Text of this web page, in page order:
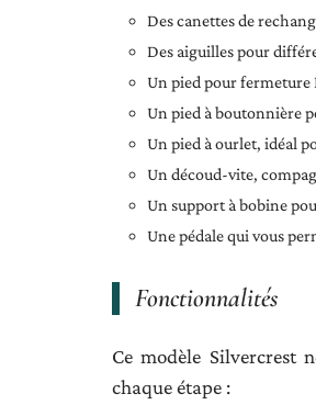
Des canettes de
Des aiguilles pour
Un pied pour fermeture
Un pied à boutonnière
Un pied à ourlet, idéal
Un découd-vite,
Un support à bobine
Une pédale qui vous
Fonctionnalités
Ce modèle Silvercrest
chaque étape :